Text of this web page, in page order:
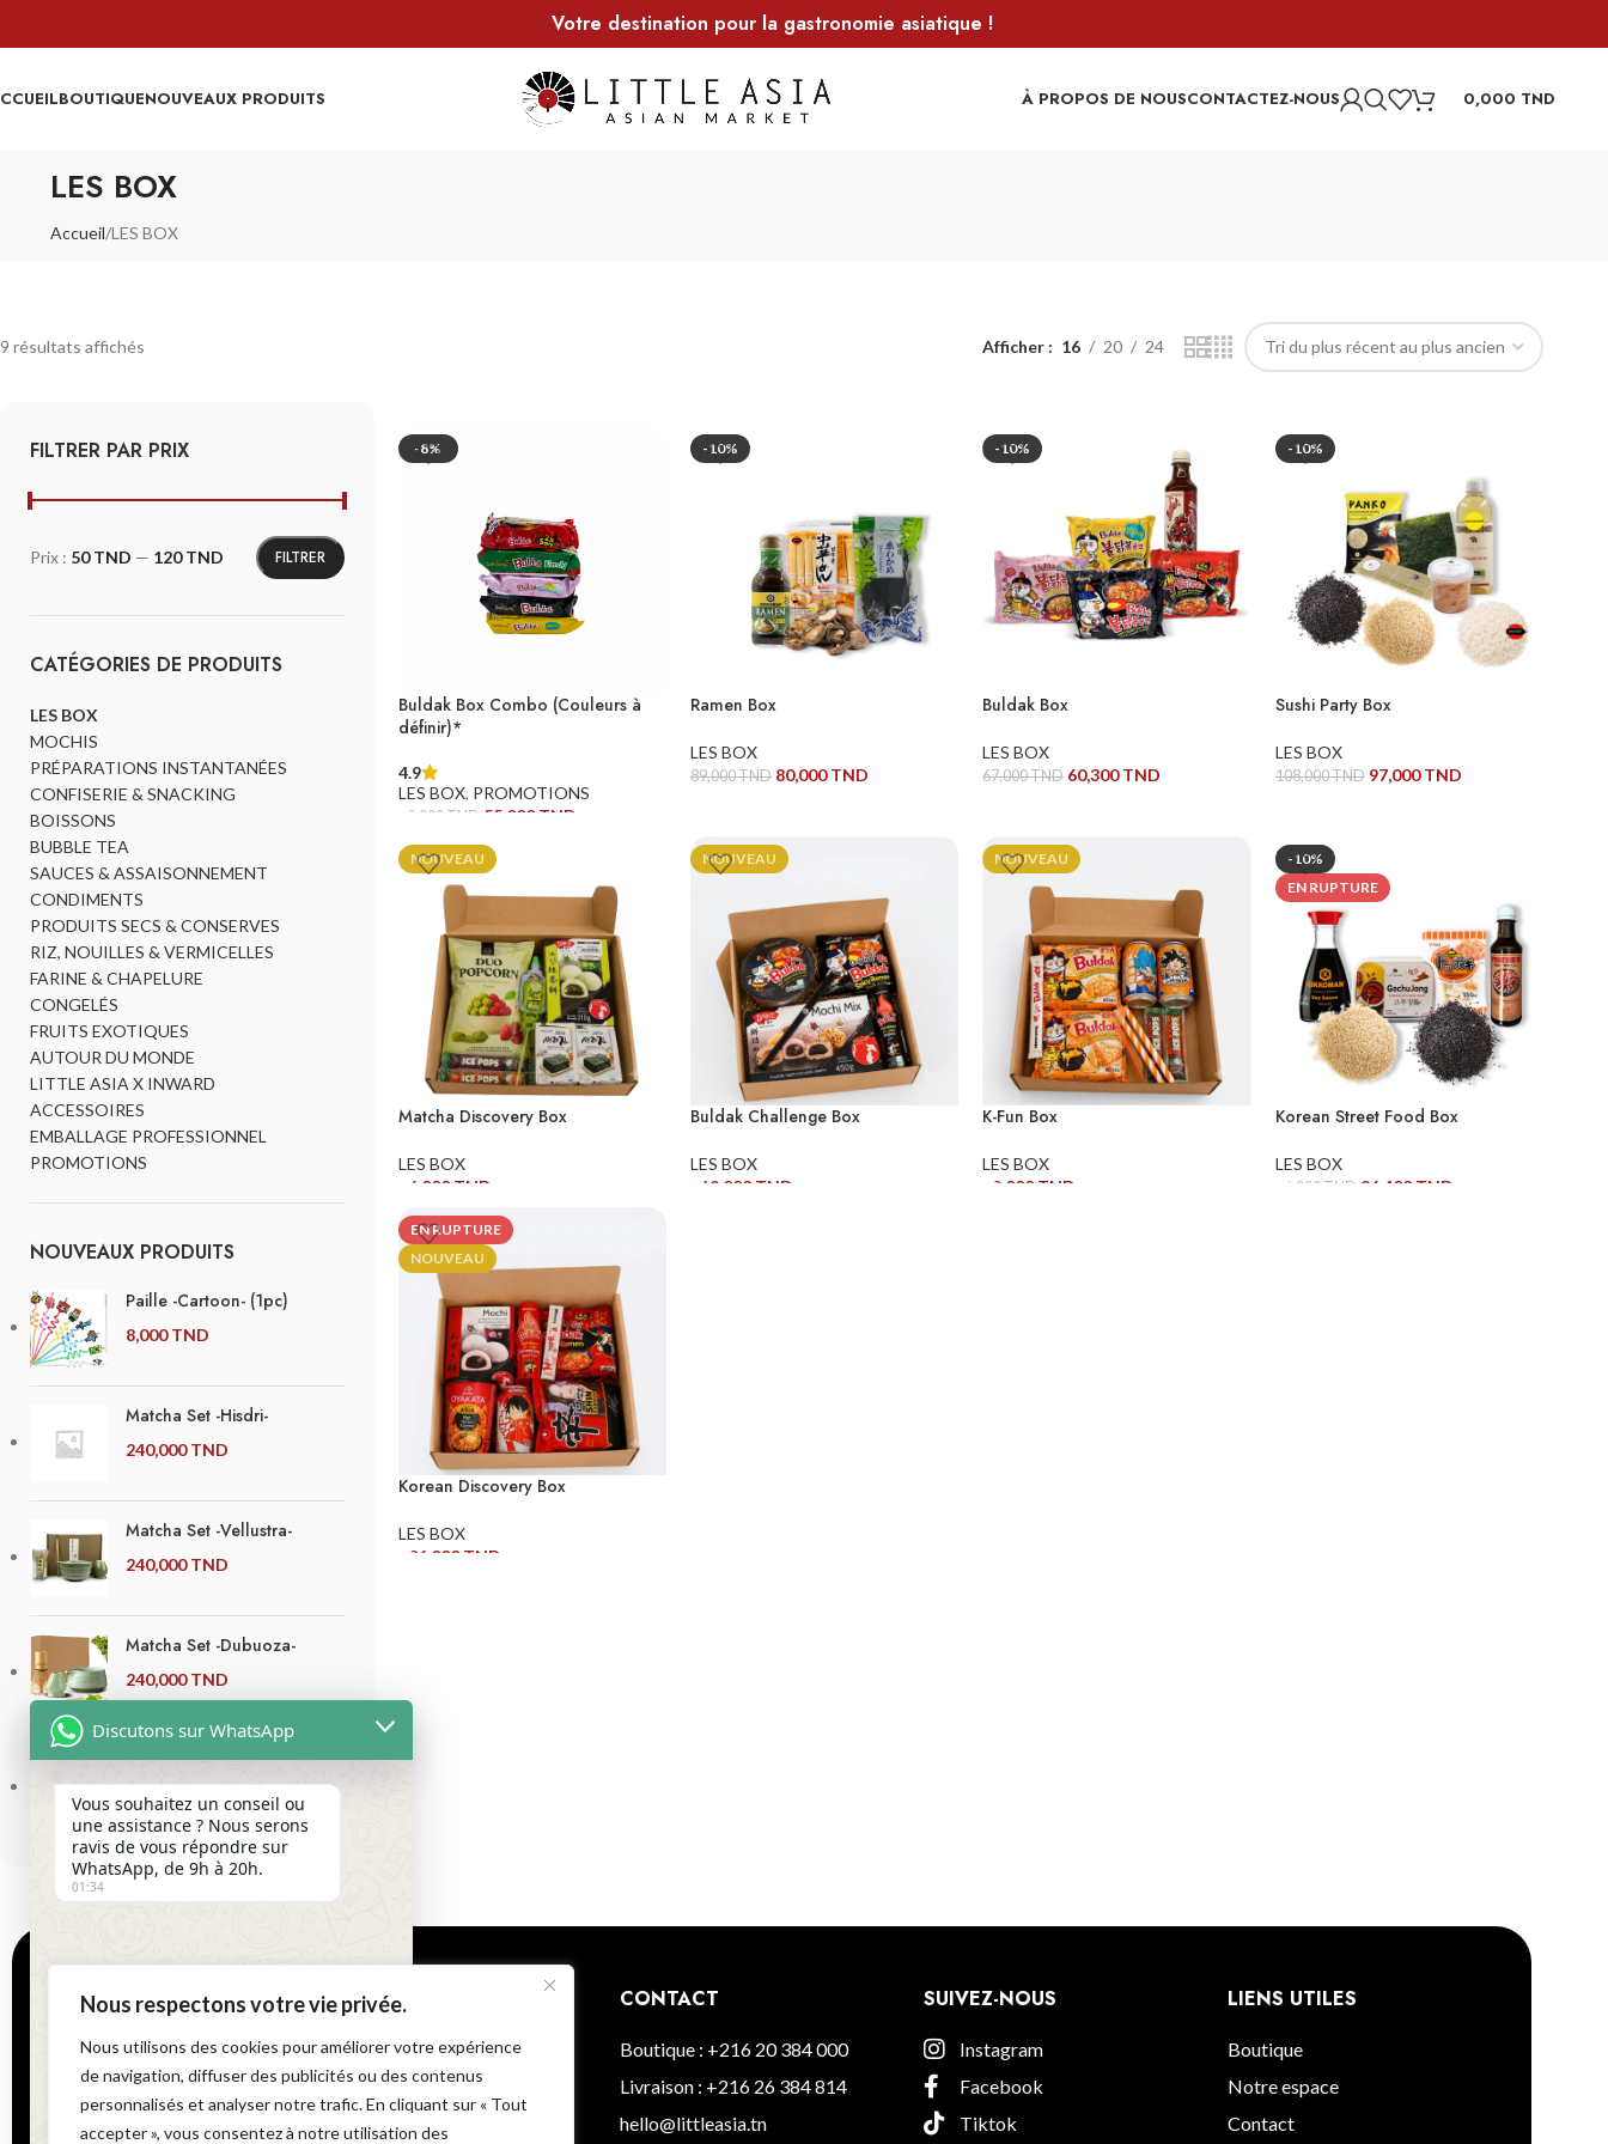
Nous respectons votre vie privée.
Nous utilisons des cookies pour améliorer votre expérience
de navigation, diffuser des publicités ou des contenus
personnalisés et analyser notre trafic. En cliquant sur « Tout
accepter », vous consentez à notre utilisation des
Votre destination pour la gastronomie asiatique !
BOUTIQUENOUVEAUX PRODUITS À PROPOS DE NOUSCONTACTEZ-NOUS 0,000 TND
LES BOX
Accueil LES BOX
9 résultats affichés Afficher 16 20 24
FILTRER PAR PRIX
FILTRER
Prix : 50 TND — 120 TND
CATÉGORIES DE PRODUITS
LES BOX
MOCHIS
PRÉPARATIONS INSTANTANÉES
CONFISERIE & SNACKING
BOISSONS
BUBBLE TEA
SAUCES & ASSAISONNEMENT
CONDIMENTS
PRODUITS SECS & CONSERVES
RIZ, NOUILLES & VERMICELLES
FARINE & CHAPELURE
CONGELÉS
FRUITS EXOTIQUES
AUTOUR DU MONDE
LITTLE ASIA X INWARD
ACCESSOIRES
EMBALLAGE PROFESSIONNEL
PROMOTIONS
NOUVEAUX PRODUITS
Paille -Cartoon- (1pc)
8,000TND
Matcha Set -Hisdri-
240,000TND
Matcha Set -Vellustra-
240,000TND
Matcha Set -Dubuoza-
240,000TND
Set de baguettes japonaises
-Inox- (5 paires)
70,000TND
-8%
Buldak Box Combo (Couleurs à
définir)*
4.9
LES BOX, PROMOTIONS
60,000 TND 55,000 TND
AJOUTER AU PANIER
-10%
Ramen Box
LES BOX
89,000TND 80,000TND
-10%
Buldak Box
LES BOX
67,000TND 60,300TND
-10%
Sushi Party Box
LES BOX
108,000TND 97,000TND
NOUVEAU
Matcha Discovery Box
LES BOX
86,000 TND
AJOUTER AU PANIER
NOUVEAU
Buldak Challenge Box
LES BOX
119,000 TND
NOUVEAU
K-Fun Box
LES BOX
79,000 TND
-10%
EN RUPTURE
Korean Street Food Box
LES BOX
96,000 TND 86,400 TND
EN RUPTURE
NOUVEAU
Korean Discovery Box
LES BOX
106,000 TND
LOCALISATION
24 Route de la Marsa-
2046 Sidi Daoud
Voir sur la carte
CONTACT
Boutique : +216 20 384 000
Livraison : +216 26 384 814
hello@littleasia.tn
SUIVEZ-NOUS
Instagram
Facebook
Tiktok
LIENS UTILES
Boutique
Notre espace
Contact
Discutons sur WhatsApp
Vous souhaitez un conseil ou
une assistance ? Nous serons
ravis de vous répondre sur
WhatsApp, de 9h à 20h.
01:34
"+chaty_settings.lang.emoji_picker+"
WhatsApp
Send